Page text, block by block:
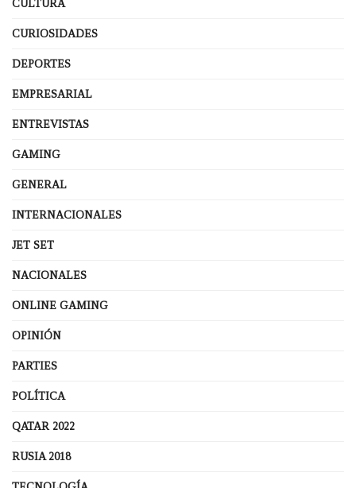
CULTURA
CURIOSIDADES
DEPORTES
EMPRESARIAL
ENTREVISTAS
GAMING
GENERAL
INTERNACIONALES
JET SET
NACIONALES
ONLINE GAMING
OPINIÓN
PARTIES
POLÍTICA
QATAR 2022
RUSIA 2018